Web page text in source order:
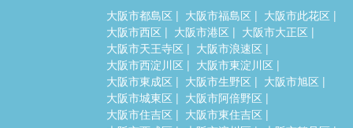
大阪市都島区 大阪市福島区
大阪市此花区
大阪市西区
大阪市港区
大阪市大正区
大阪市天王寺区
大阪市浪速区
大阪市西淀川区
大阪市東淀川区
大阪市東成区
大阪市生野区
大阪市旭区
大阪市城東区
大阪市阿倍野区
大阪市住吉区
大阪市東住吉区